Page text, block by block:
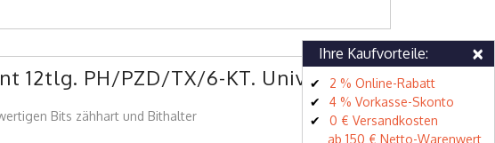
12tlg. PH/PZD/TX/6-KT. Univ.-Halter
Bits zähhart und Bithalter
Ihre Kaufvorteile: ×
2 % Online-Rabatt
4 % Vorkasse-Skonto
0 € Versandkosten
ab 150 € Netto-Warenwert